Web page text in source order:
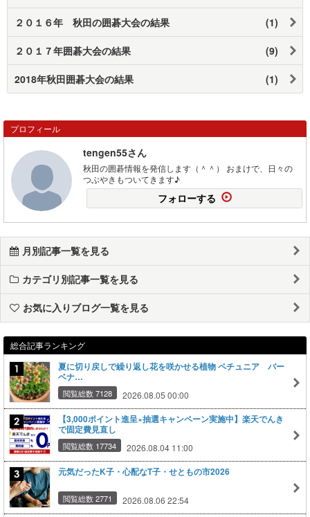
２０１６年 秋田の囲碁大会の結果 (1)
２０１７年囲碁大会の結果 (9)
2018年秋田囲碁大会の結果 (1)
プロフィール
tengen55さん
秋田の囲碁情報を発信します（＾＾） おまけで、日々の
つぶやきもついてきます♪
フォローする
月別記事一覧を見る
カテゴリ別記事一覧を見る
お気に入りブログ一覧を見る
総合記事ランキング
夏に切り戻しで繰り返し花を咲かせる植物 ペチュニア バー
ベナ…
閲覧総数 7128 2026.08.05 00:00
【3,000ポイント進呈×抽選キャンペーン実施中】楽天でんき
で固定費見直し
閲覧総数 17734 2026.08.04 11:00
元気だったK子・心配なT子・せともの市2026
閲覧総数 2771 2026.08.06 22:54